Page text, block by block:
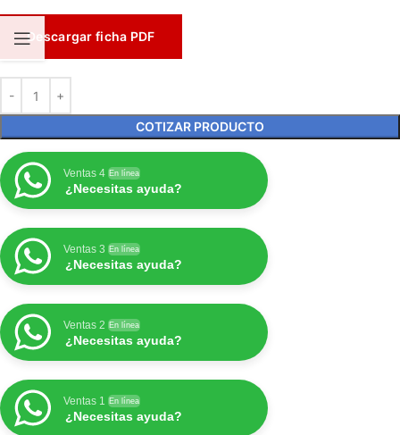
Descargar ficha PDF
COTIZAR PRODUCTO
Ventas 4 En línea
¿Necesitas ayuda?
Ventas 3 En línea
¿Necesitas ayuda?
Ventas 2 En línea
¿Necesitas ayuda?
Ventas 1 En línea
¿Necesitas ayuda?